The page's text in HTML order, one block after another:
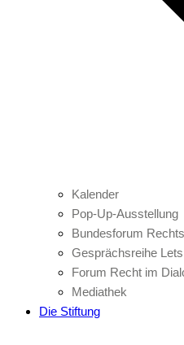
Kalender
Pop-Up-Ausstellung
Bundesforum
Gesprächsreihe
Forum Recht im
Mediathek
Die Stiftung